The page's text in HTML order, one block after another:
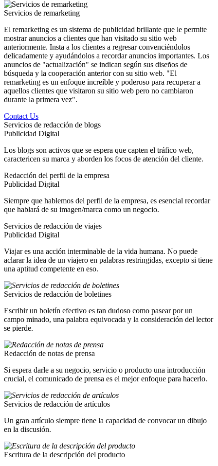
Servicios de remarketing
El remarketing es un sistema de publicidad brillante que le permite
mostrar anuncios a clientes que han visitado su sitio web
anteriormente. Insta a los clientes a regresar convenciéndolos
delicadamente y ayudándolos a recordar anuncios importantes. Los
anuncios de "actualización" se indican según sus diseños de
búsqueda y la cooperación anterior con su sitio web. "El
remarketing es un enfoque increíble y poderoso para recuperar a
aquellos clientes que visitaron su sitio web pero no cambiaron
durante la primera vez".
Contact Us
Servicios de redacción de blogs
Publicidad Digital
Los blogs son activos que se espera que capten el tráfico web,
caractericen su marca y aborden los focos de atención del cliente.
Redacción del perfil de la empresa
Publicidad Digital
Siempre que hablemos del perfil de la empresa, es esencial recordar
que hablará de su imagen/marca como un negocio.
Servicios de redacción de viajes
Publicidad Digital
Viajar es una acción interminable de la vida humana. No puede
aclarar la idea de un viajero en palabras restringidas, excepto si tiene
una aptitud competente en eso.
Servicios de redacción de boletines
Escribir un boletín efectivo es tan dudoso como pasear por un
campo minado, una palabra equivocada y la consideración del lector
se pierde.
Redacción de notas de prensa
Si espera darle a su negocio, servicio o producto una introducción
crucial, el comunicado de prensa es el mejor enfoque para hacerlo.
Servicios de redacción de artículos
Un gran artículo siempre tiene la capacidad de convocar un dibujo
en la discusión.
Escritura de la descripción del producto